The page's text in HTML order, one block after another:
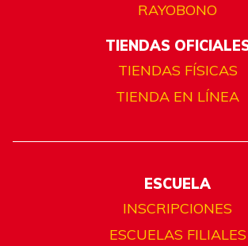
RAYOBONO
TIENDAS
TIENDAS FÍSICAS
TIENDA EN LÍNEA
ESCUELA
INSCRIPCIONES
ESCUELAS FILIALES